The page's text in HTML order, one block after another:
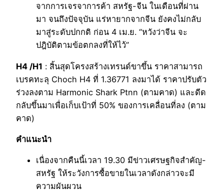
จากการเจรจาการค้า สหรัฐ-จีน ในเดือนที่ผ่าน
มา จนถึงปัจจุบัน แร่หายากจากจีน ยังคงไม่กลับ
มาสู่ระดับปกกติ ก่อน 4 เม.ย. “หวังว่าจีน จะ
ปฎิบัติตามข้อตกลงที่ให้ไว้”
H4 /H1 : สิ้นสุดโครงสร้างเทรนด์ขาขึ้น ราคาสามารถ
เบรคทะลุ Choch H4 ที่ 1.36771 ลงมาได้ ราคาปรับตัว
ร่วงลงตาม Harmonic Shark Ptnn (ตามคาด) และดีด
กลับขึ้นมาเพื่อเก็บเป้าที่ 50% ของการเคลื่อนที่ลง (ตาม
คาด)
คำแนะนำ
เนื่องจากคืนนี้เวลา 19.30 มีข่าวเศรษฐกิจสำคัญ-
สหรัฐ ให้ระวังการซื้อขายในเวลาดังกล่าวจะมี
ความผันผวน